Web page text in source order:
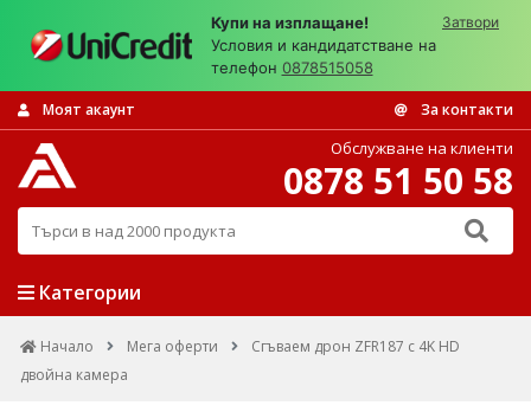
Купи на изплащане!
Условия и кандидатстване на
телефон 0878515058
Затвори
Моят акаунт За контакти
Търси в над 2000 продукта
Обслужване на клиенти
0878 51 50 58
Категории
Начало Мега оферти
Сгъваем дрон ZFR187 с 4K HD
двойна камера